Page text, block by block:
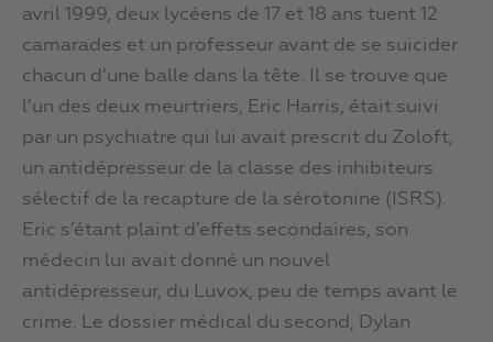
avril 1999, deux lycéens de 17 et 18 ans tuent 12
camarades et un professeur avant de se suicider
chacun d’une balle dans la tête. Il se trouve que
l’un des deux meurtriers, Eric Harris, était suivi
par un psychiatre qui lui avait prescrit du Zoloft,
un antidépresseur de la classe des inhibiteurs
sélectif de la recapture de la sérotonine (ISRS).
Eric s’étant plaint d’effets secondaires, son
médecin lui avait donné un nouvel
antidépresseur, du Luvox, peu de temps avant le
crime. Le dossier médical du second, Dylan